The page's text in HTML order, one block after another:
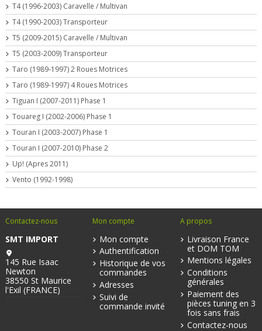
T4 (1996-2003) Caravelle / Multivan
T4 (1990-2003) Transporteur
T5 (2009-2015) Caravelle / Multivan
T5 (2003-2009) Transporteur
Taro (1989-1997) 2 Roues Motrices
Taro (1989-1997) 4 Roues Motrices
Tiguan I (2007-2011) Phase 1
Touareg I (2002-2006) Phase 1
Touran I (2003-2007) Phase 1
Touran I (2007-2010) Phase 2
Up! (Apres 2011)
Vento (1992-1998)
Contactez-nous
SMT IMPORT
145 Rue Isaac
Newton
38550 St Maurice
l'Exil (FRANCE)
Mon compte
Mon compte
Authentification
Historique de vos
commandes
Adresses
Suivi de
commande invité
A propos
Livraison France
et DOM TOM
Mentions légales
Conditions
générales
Paiement des
pièces tuning en 3
fois sans frais
Contactez-nous